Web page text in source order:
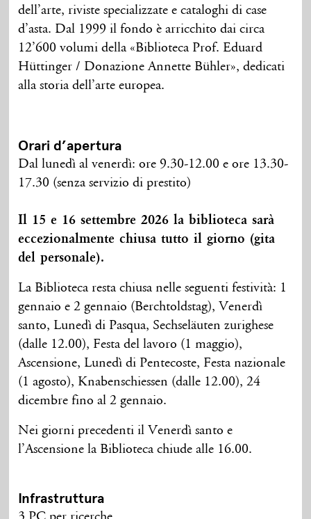
dell’arte, riviste specializzate e cataloghi di case
d’asta. Dal 1999 il fondo è arricchito dai circa
12’600 volumi della «Biblioteca Prof. Eduard
Hüttinger / Donazione Annette Bühler», dedicati
alla storia dell’arte europea.
Orari d’apertura
Dal lunedì al venerdì: ore 9.30-12.00 e ore 13.30-
17.30 (senza servizio di prestito)
Il 15 e 16 settembre 2026 la biblioteca sarà
eccezionalmente chiusa tutto il giorno (gita
del personale).
La Biblioteca resta chiusa nelle seguenti festività: 1
gennaio e 2 gennaio (Berchtoldstag), Venerdì
santo, Lunedì di Pasqua, Sechseläuten zurighese
(dalle 12.00), Festa del lavoro (1 maggio),
Ascensione, Lunedì di Pentecoste, Festa nazionale
(1 agosto), Knabenschiessen (dalle 12.00), 24
dicembre fino al 2 gennaio.
Nei giorni precedenti il Venerdì santo e
l’Ascensione la Biblioteca chiude alle 16.00.
Infrastruttura